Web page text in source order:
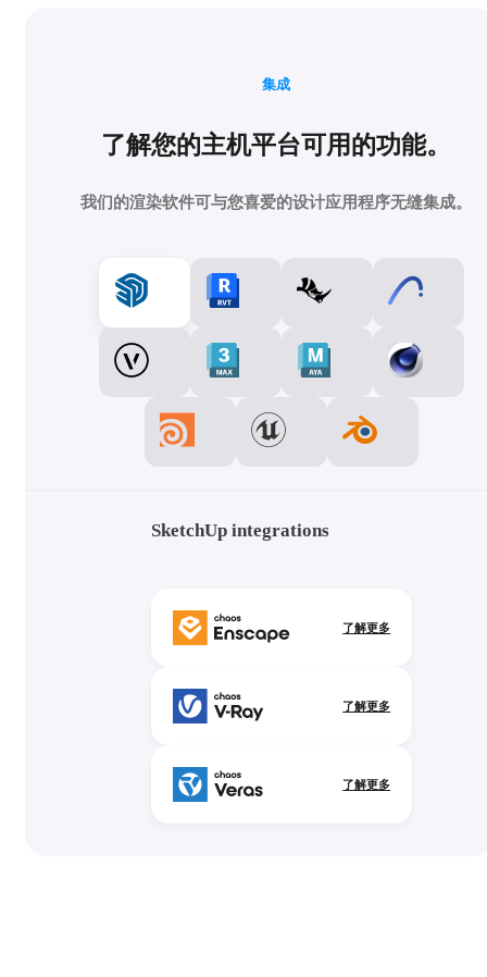
了解您的主机平台可用的功能。
集成
我们的渲染软件可与您喜爱的设计应用程序无缝集成。
SketchUp integrations
了解更多
了解更多
了解更多